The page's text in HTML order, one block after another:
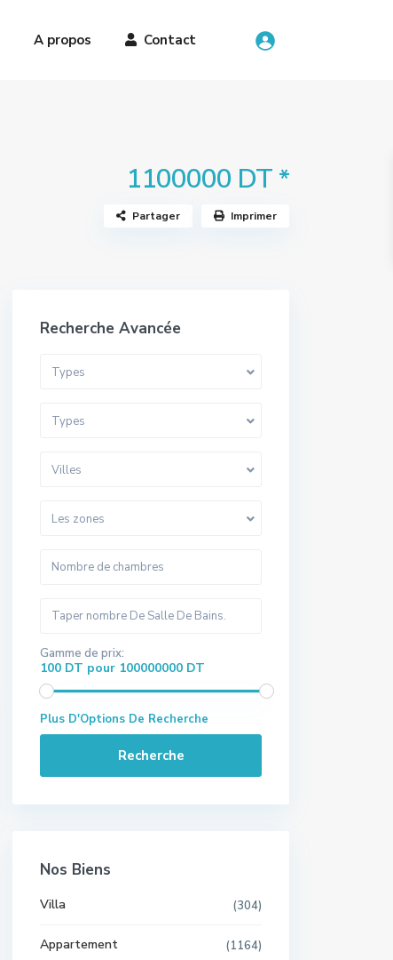
A propos Contact
1100000 DT *
Partager Imprimer
Recherche Avancée
Types
Types
Villes
Les zones
Gamme de prix:
100 DT pour 100000000 DT
Plus D'Options De Recherche
Recherche
Nos Biens
Villa (304)
Appartement (1164)